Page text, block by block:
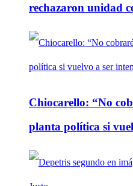
rechazaron unidad
Chiocarello: “No
planta política si